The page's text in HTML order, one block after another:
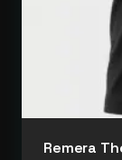
Remera